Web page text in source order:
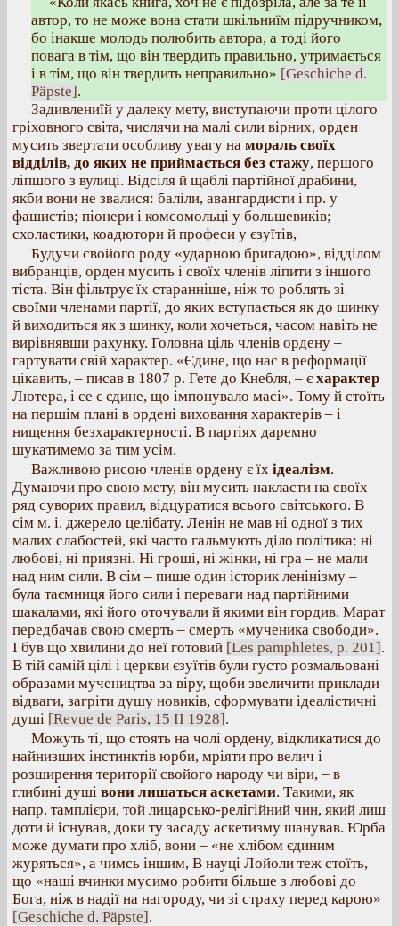
автор, то не може вона стати шкільниїм підручником,
бо інакше молодь полюбить автора, а тоді його
повага в тім, що він твердить правильно, утримається
і в тім, що він твердить неправильно» [Geschiche d.
Päpste].
Задивлениїй у далеку мету, виступаючи проти цілого
гріховного світа, числячи на малі сили вірних, орден
мусить звертати особливу увагу на мораль своїх
відділів, до яких не приймається без стажу, першого
ліпшого з вулиці. Відсіля й щаблі партійної драбини,
якби вони не звалися: баліли, авангардисти і пр. у
фашистів; піонери і комсомольці у большевиків;
схоластики, коадютори й професи у єзуїтів,
Будучи свойого роду «ударною бригадою», відділом
вибранців, орден мусить і своїх членів ліпити з іншого
тіста. Він фільтрує їх старанніше, ніж то роблять зі
своїми членами партії, до яких вступається як до шинку
й виходиться як з шинку, коли хочеться, часом навіть не
вирівнявши рахунку. Головна ціль членів ордену –
гартувати свій характер. «Єдине, що нас в реформації
цікавить, – писав в 1807 р. Гете до Кнебля, – є характер
Лютера, і се є єдине, що імпонувало масі». Тому й стоїть
на першім плані в ордені виховання характерів – і
нищення безхарактерності. В партіях даремно
шукатимемо за тим усім.
Важливою рисою членів ордену є їх ідеалізм.
Думаючи про свою мету, він мусить накласти на своїх
ряд суворих правил, відцуратися всього світського. В
сім м. і. джерело целібату. Ленін не мав ні одної з тих
малих слабостей, які часто гальмують діло політика: ні
любові, ні приязні. Ні гроші, ні жінки, ні гра – не мали
над ним сили. В сім – пише один історик ленінізму –
була таємниця його сили і переваги над партійними
шакалами, які його оточували й якими він гордив. Марат
передбачав свою смерть – смерть «мученика свободи».
І був що хвилини до неї готовий [Les pamphletes, p. 201].
В тій самій цілі і церкви єзуїтів були густо розмальовані
образами мучеництва за віру, щоби звеличити приклади
відваги, загріти душу новиків, сформувати ідеалістичні
душі [Revue de Paris, 15 II 1928].
Можуть ті, що стоять на чолі ордену, відкликатися до
найнизших інстинктів юрби, мріяти про велич і
розширення території свойого народу чи віри, – в
глибині душі вони лишаться аскетами. Такими, як
напр. тамплієри, той лицарсько-релігійний чин, який лиш
доти й існував, доки ту засаду аскетизму шанував. Юрба
може думати про хліб, вони – «не хлібом єдиним
журяться», а чимсь іншим, В науці Лойоли теж стоїть,
що «наші вчинки мусимо робити більше з любові до
Бога, ніж в надії на нагороду, чи зі страху перед карою»
[Geschiche d. Päpste].